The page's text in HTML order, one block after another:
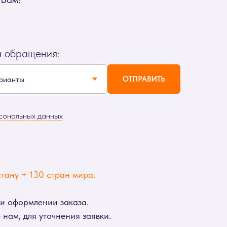
обращения:
ОТПРАВИТЬ
данных
+ 130 стран мира.
оформлении заказа.
для уточнения заявки.